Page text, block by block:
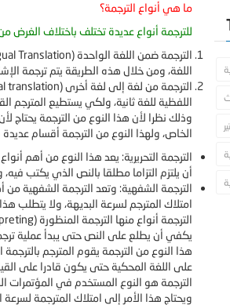
ما هي أنواع الترجمة؟
للترجمة أنواع عديدة تختلف باختلاف الغرض
الترجمة ضمن اللغة الواحدة (Translation
اللغة، ومن خلال هذه الطريقة يتم ترجمة
الترجمة من لغة إلى لغة أخرى (translation
اللفظية للغة ثانية، ولكي يستطيع المترجم
وذلك نظرا لأن هذا النوع من الترجمة يحتاج
الخاص، ولهذا النوع من الترجمة أقسام
الترجمة التحريرية: يعد هذا النوع من أهم
أن يلتزم التزاما مطلقا بالنص الذي يكتب
الترجمة الشفهية: وتعد الترجمة الشفهية
امتلاك المترجم لسرعة البديهة، ولا يتطلب
الترجمة أنواع منها الترجمة المنظورة (
يكفي أن يطلع على النص حتى يبدأ عملية
هذا النوع من الترجمة يقوم المترجم
على اللغة المحكية حتى يكون قادرا على
الترجمة هو النوع المستخدم في المؤتمرات
ويحتاج هذا الأمر إلى امتلاك المترجمة لسرعة